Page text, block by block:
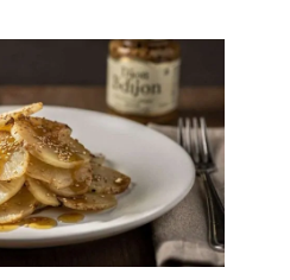
Design Élégant Rend Ces
Couvert À Salade
Adaptés Aux Fêtes,
Buffets, Restaurants,
Cuisines, Cuisines
Occidentales, Banquets,
Restauration, Mariages,
Réunions De Famille,
Usage Quotidien Et
perdre leur éclat. Cadeau
parfait : le design élégant
et de haute qualité fait de
cet ensemble de
couverts à salade un
cadeau idéal pour la
famille et les amis, parfait
pour différentes
occasions telles que les
fêtes d'anniversaire ou